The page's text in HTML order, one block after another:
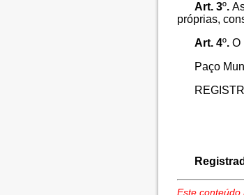
Art. 3º.
próprias,
Art. 4º. O
Paço
Este conteúdo